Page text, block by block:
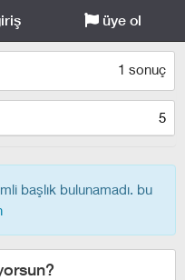
üye ol
1 sonuç
5
başlık bulunamadı. bu